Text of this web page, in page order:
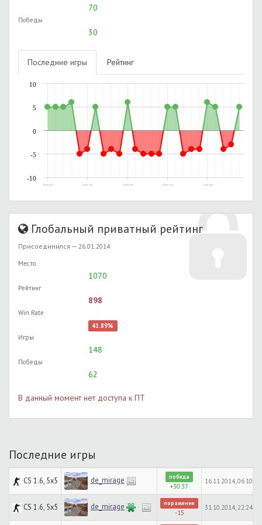
70
Победы
30
Последние игры Рейтинг
03.02.2014, 19:05 05.02.2014, 16:43 11.02.2014, 20:50 03.04.2014, 21:20 31.10.2014, 11:08
-10
-5
0
5
10
Глобальный приватный рейтинг
Присоединился — 26.01.2014
Место
1070
Рейтинг
898
Win Rate
41.89%
Игры
148
Победы
62
В данный момент нет доступа к ПТ
Последние игры
CS 1.6, 5x5 de_mirage победа
+30.37
16.11.2014, 06:10
CS 1.6, 5x5 de_mirage поражение
-15
31.10.2014, 22:24